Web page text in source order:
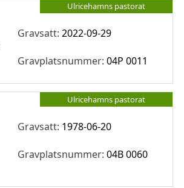
Ulricehamns pastorat
Gravsatt:2022-09-29
Gravplatsnummer: 04P 0011
Ulricehamns pastorat
Gravsatt: 1978-06-20
Gravplatsnummer: 04B 0060